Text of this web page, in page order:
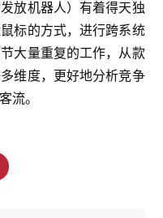
放机器人）有着得天独
标的方式，进行跨系统
大量重复的工作，从款
维度，更好地分析竞争
流。